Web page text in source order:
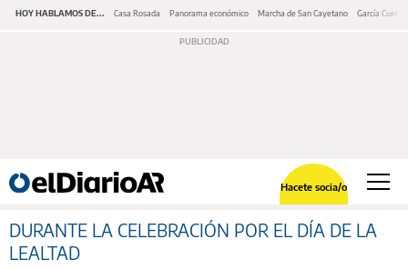
HOY HABLAMOS DE... Casa Rosada Panorama económico Marcha de San Cayetano García Cuerva
Hacete socia/o
DURANTE LA CELEBRACIÓN POR EL DÍA DE LA
LEALTAD